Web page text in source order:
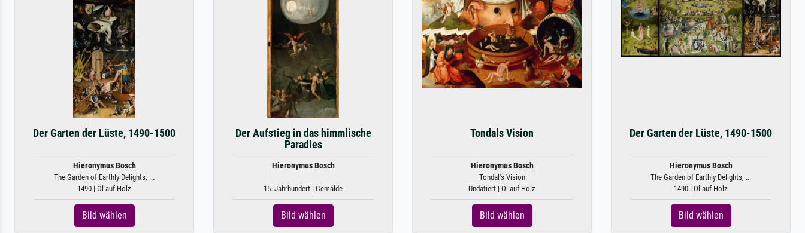
Der Garten der Lüste, 1490-1500
Hieronymus Bosch
The Garden of Earthly Delights, ...
1490 | Öl auf Holz
Bild wählen
Der Aufstieg in das himmlische
Paradies
Hieronymus Bosch
15. Jahrhundert | Gemälde
Bild wählen
Tondals Vision
Hieronymus Bosch
Tondal's Vision
Undatiert | Öl auf Holz
Bild wählen
Der Garten der Lüste, 1490-1500
Hieronymus Bosch
The Garden of Earthly Delights, ...
1490 | Öl auf Holz
Bild wählen